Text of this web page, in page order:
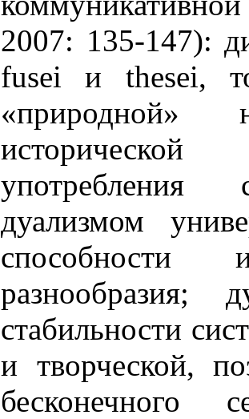
2007: 135-147):
fusei и thesei,
«природной»
употребления
дуализмом
способности и
разнообразия;
стабильности
и творческой,
бесконечного